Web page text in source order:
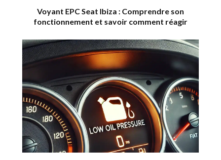
Voyant EPC Seat Ibiza : Comprendre son
fonctionnement et savoir comment réagir